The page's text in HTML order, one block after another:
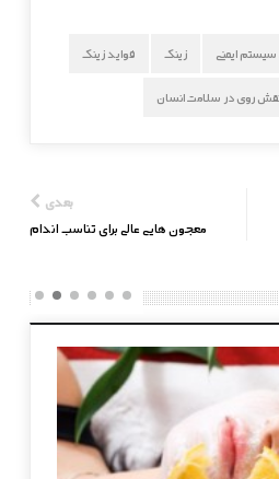
ایمنی زینک فواید زینک
روی در سلامت انسان
بعدی
معجون هایی عالی برای تناسب اندام